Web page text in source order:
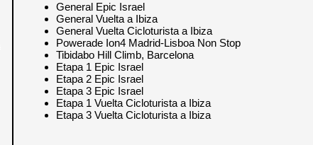
General Epic Israel
General Vuelta a Ibiza
General Vuelta Cicloturista a Ibiza
Powerade Ion4 Madrid-Lisboa Non Stop
Tibidabo Hill Climb, Barcelona
Etapa 1 Epic Israel
Etapa 2 Epic Israel
Etapa 3 Epic Israel
Etapa 1 Vuelta Cicloturista a Ibiza
Etapa 3 Vuelta Cicloturista a Ibiza